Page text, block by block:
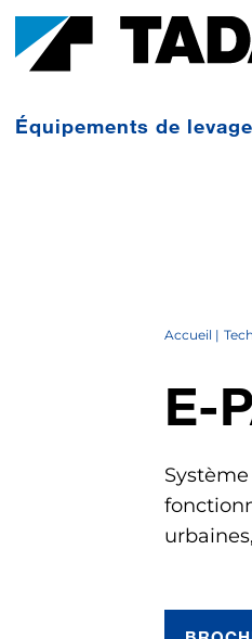
Équipements de levage
Accueil
E-